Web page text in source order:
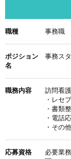
職種 事務職
ポジション
名
事務ス
職務内容
訪問看
・レセ
・書類
・電話
・その
応募資格
必要業